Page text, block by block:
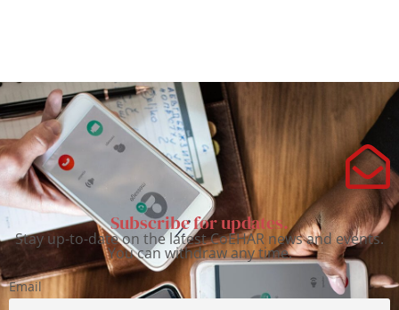
Subscribe for updates.
Stay up-to-date on the latest CoEHAR news and events.
You can withdraw any time.
Email